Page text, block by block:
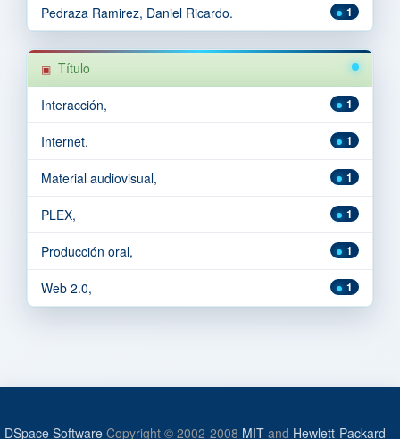
1
Pedraza Ramirez, Daniel Ricardo.
Título
1
Interacción,
1
Internet,
1
Material audiovisual,
1
PLEX,
1
Producción oral,
1
Web 2.0,
DSpace Software Copyright © 2002-2008 MIT and Hewlett-Packard -